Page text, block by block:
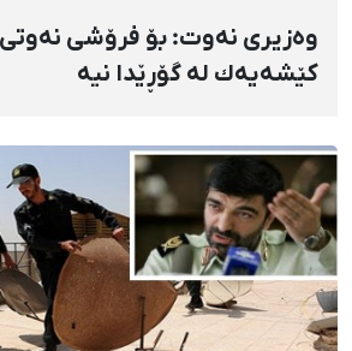
وەزیری نەوت: بۆ فرۆشی
كێشەیەك لە گۆڕێدا نیە